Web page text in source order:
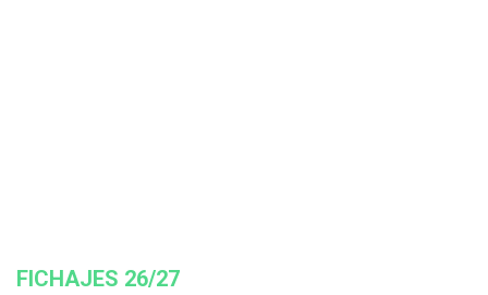
FICHAJES 26/27